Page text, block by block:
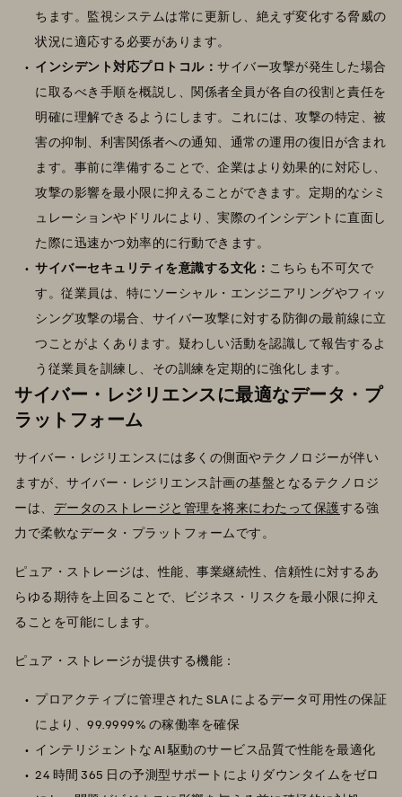
ちます。監視システムは常に更新し、絶えず変化する脅威の
状況に適応する必要があります。
インシデント対応プロトコル： サイバー攻撃が発生した場合
に取るべき手順を概説し、関係者全員が各自の役割と責任を
明確に理解できるようにします。これには、攻撃の特定、被
害の抑制、利害関係者への通知、通常の運用の復旧が含まれ
ます。事前に準備することで、企業はより効果的に対応し、
攻撃の影響を最小限に抑えることができます。定期的なシミ
ュレーションやドリルにより、実際のインシデントに直面し
た際に迅速かつ効率的に行動できます。
サイバーセキュリティを意識する文化： こちらも不可欠で
す。従業員は、特にソーシャル・エンジニアリングやフィッ
シング攻撃の場合、サイバー攻撃に対する防御の最前線に立
つことがよくあります。疑わしい活動を認識して報告するよ
う従業員を訓練し、その訓練を定期的に強化します。
サイバー・レジリエンスに最適なデータ・プ
ラットフォーム
サイバー・レジリエンスには多くの側面やテクノロジーが伴い
ますが、サイバー・レジリエンス計画の基盤となるテクノロジ
ーは、 データのストレージと管理を将来にわたって保護する強
力で柔軟なデータ・プラットフォームです。
ピュア・ストレージは、性能、事業継続性、信頼性に対するあ
らゆる期待を上回ることで、ビジネス・リスクを最小限に抑え
ることを可能にします。
ピュア・ストレージが提供する機能：
プロアクティブに管理された SLA によるデータ可用性の保証
により、99.9999% の稼働率を確保
インテリジェントな AI 駆動のサービス品質で性能を最適化
24 時間 365 日の予測型サポートによりダウンタイムをゼロ